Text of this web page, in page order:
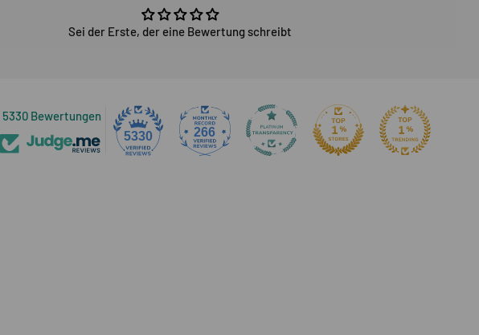
Sei der Erste, der eine Bewertung schreibt
5330 Bewertungen
5330 266